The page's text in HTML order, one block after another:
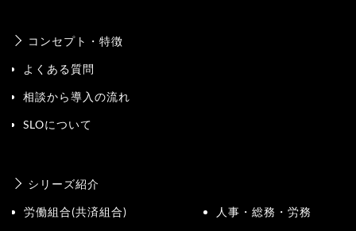
コンセプト・特徴
よくある質問
相談から導入の流れ
SLOについて
シリーズ紹介
労働組合(共済組合) 人事・総務・労務